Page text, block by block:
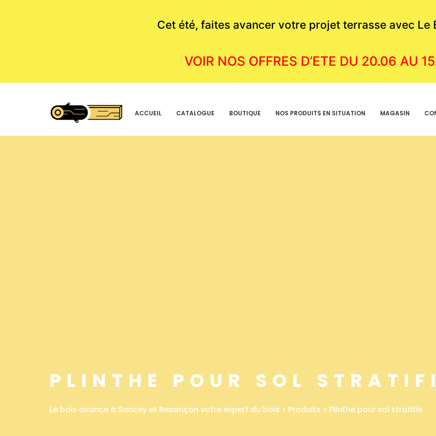
Cet été, faites avancer votre projet terrasse avec Le
VOIR NOS OFFRES D’ETE DU 20.06 AU
ACCUEIL CATALOGUE BOUTIQUE NOS PRODUITS EN SITUATION MAGASIN
PLINTHE POUR SOL
Le bois avance à Sancey et Besançon votre expert du bois > Produits > Plinthe pour sol stratifie